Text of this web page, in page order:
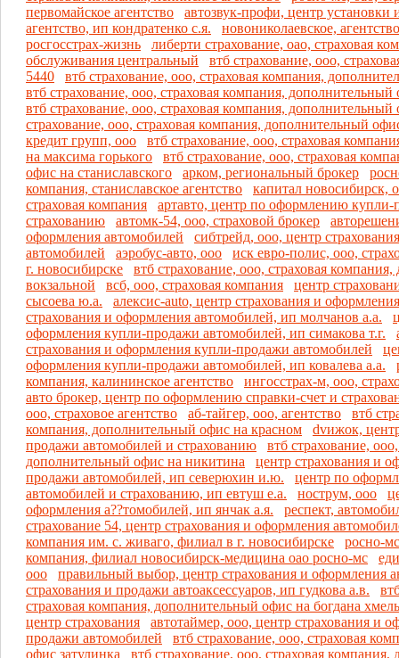
первомайское агентство
автозвук-профи, центр установки
агентство, ип кондратенко с.я.
новониколаевское,
росгосстрах-жизнь
либерти страхование, оао, страховая
обслуживания центральный
втб страхование, ооо,
5440
втб страхование, ооо, страховая компания,
втб страхование, ооо, страховая компания,
втб страхование, ооо, страховая компания,
страхование, ооо, страховая компания, дополнительный
кредит групп, ооо
втб страхование, ооо, страховая
на максима горького
втб страхование, ооо, страховая
офис на станиславского
арком, региональный брокер
компания, станиславское агентство
капитал новосибирск,
страховая компания
артавто, центр по оформлению
страхованию
автомк-54, ооо, страховой брокер
оформления автомобилей
сибтрейд, ооо, центр
автомобилей
аэробус-авто, ооо
иск евро-полис, ооо,
г. новосибирске
втб страхование, ооо, страховая
вокзальной
всб, ооо, страховая компания
центр
сысоева ю.а.
алексис-auto, центр страхования и
страхования и оформления автомобилей, ип молчанов а.а.
оформления купли-продажи автомобилей, ип симакова т.г.
страхования и оформления купли-продажи автомобилей
оформления купли-продажи автомобилей, ип ковалева а.а.
компания, калининское агентство
ингосстрах-м, ооо,
авто брокер, центр по оформлению справки-счет и
ооо, страховое агентство
аб-тайгер, ооо, агентство
втб
компания, дополнительный офис на красном
dvижок,
продажи автомобилей и страхованию
втб страхование,
дополнительный офис на никитина
центр страхования и
продажи автомобилей, ип северюхин и.ю.
центр по
автомобилей и страхованию, ип евтуш е.а.
нострум, ооо
оформления а??томобилей, ип янчак а.я.
респект,
страхование 54, центр страхования и оформления
компания им. с. живаго, филиал в г. новосибирске
росно-
компания, филиал новосибирск-медицина оао росно-мс
ооо
правильный выбор, центр страхования и оформления
страхования и продажи автоаксессуаров, ип гудкова а.в.
страховая компания, дополнительный офис на богдана
центр страхования
автотаймер, ооо, центр страхования и
продажи автомобилей
втб страхование, ооо, страховая
офис затулинка
втб страхование, ооо, страховая